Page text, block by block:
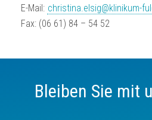
E-Mail: christina.elsig@klinikum-
Fax: (06 61) 84 – 54 52
Bleiben Sie mit